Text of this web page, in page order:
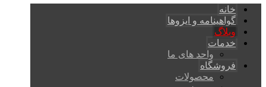
خانه
گواهینامه و ایزوها
وبلاگ
خدمات
واحد های ما
فروشگاه
محصولات